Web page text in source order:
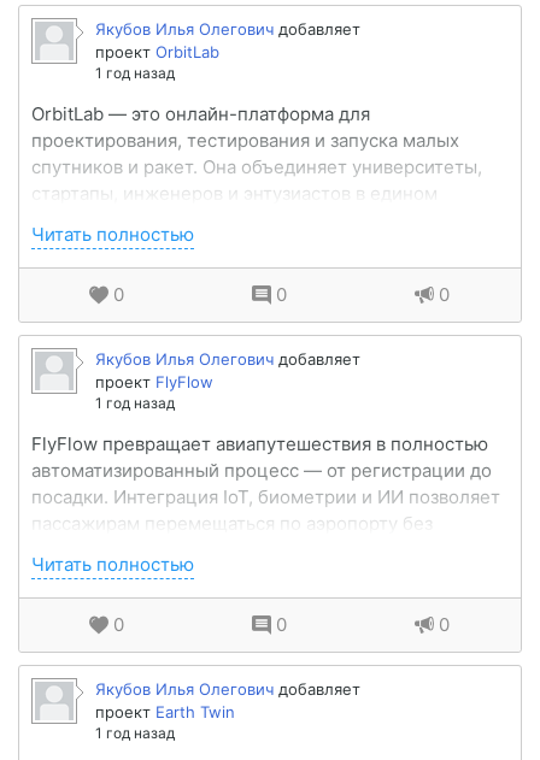
Якубов Илья Олегович добавляет
проект OrbitLab
1 год назад
OrbitLab — это онлайн-платформа для
проектирования, тестирования и запуска малых
спутников и ракет. Она объединяет университеты,
стартапы, инженеров и энтузиастов в едином
создавать проекты с нуля, использовать шаблоны,
проводить симуляции и заказывать зап...
Читать полностью
0 0 0
Якубов Илья Олегович добавляет
проект FlyFlow
1 год назад
FlyFlow превращает авиапутешествия в полностью
автоматизированный процесс — от регистрации до
посадки. Интеграция IoT, биометрии и ИИ позволяет
пассажирам перемещаться по аэропорту без
распознаёт лица, управляет багажом в реальном
времени, оптимизирует пот...
Читать полностью
0 0 0
Якубов Илья Олегович добавляет
проект Earth Twin
1 год назад